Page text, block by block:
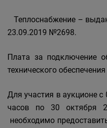
Теплоснабжение –
23.09.2019 №2698.
Плата за подключение
технического
Для участия в аукционе с
часов по 30 октября
необходимо